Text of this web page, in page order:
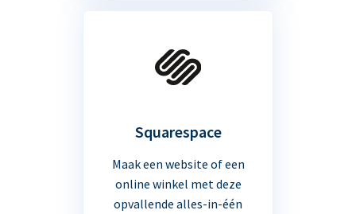
Squarespace
Maak een website of een
online winkel met deze
opvallende alles-in-één